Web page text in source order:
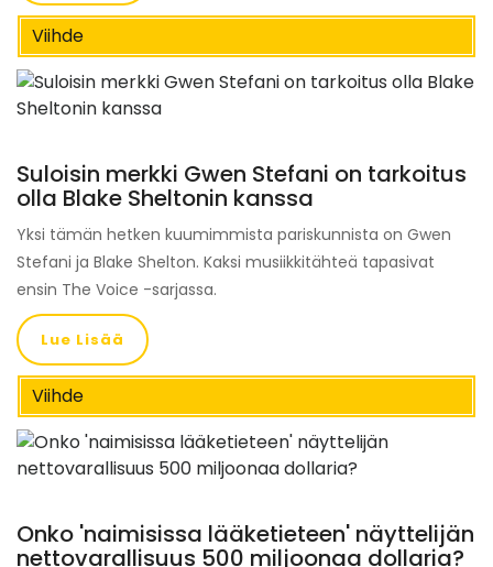
Viihde
Suloisin merkki Gwen Stefani on tarkoitus
olla Blake Sheltonin kanssa
Yksi tämän hetken kuumimmista pariskunnista on Gwen
Stefani ja Blake Shelton. Kaksi musiikkitähteä tapasivat
ensin The Voice -sarjassa.
Lue Lisää
Viihde
Onko 'naimisissa lääketieteen' näyttelijän
nettovarallisuus 500 miljoonaa dollaria?